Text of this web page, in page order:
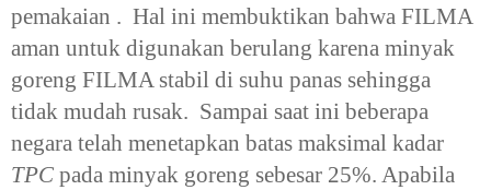
pemakaian . Hal ini membuktikan bahwa FILMA
aman untuk digunakan berulang karena minyak
goreng FILMA stabil di suhu panas sehingga
tidak mudah rusak. Sampai saat ini beberapa
negara telah menetapkan batas maksimal kadar
TPC pada minyak goreng sebesar 25%. Apabila